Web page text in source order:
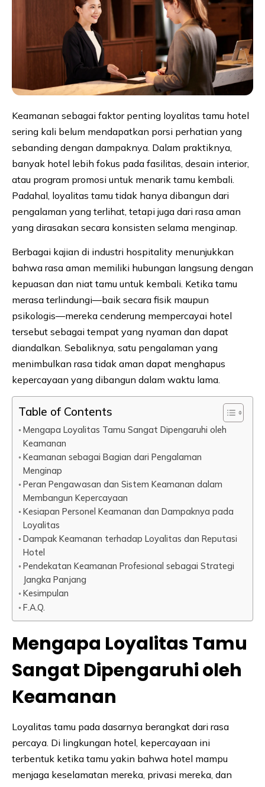
Keamanan sebagai faktor penting loyalitas tamu hotel
sering kali belum mendapatkan porsi perhatian yang
sebanding dengan dampaknya. Dalam praktiknya,
banyak hotel lebih fokus pada fasilitas, desain interior,
atau program promosi untuk menarik tamu kembali.
Padahal, loyalitas tamu tidak hanya dibangun dari
pengalaman yang terlihat, tetapi juga dari rasa aman
yang dirasakan secara konsisten selama menginap.
Berbagai kajian di industri hospitality menunjukkan
bahwa rasa aman memiliki hubungan langsung dengan
kepuasan dan niat tamu untuk kembali. Ketika tamu
merasa terlindungi—baik secara fisik maupun
psikologis—mereka cenderung mempercayai hotel
tersebut sebagai tempat yang nyaman dan dapat
diandalkan. Sebaliknya, satu pengalaman yang
menimbulkan rasa tidak aman dapat menghapus
kepercayaan yang dibangun dalam waktu lama.
Table of Contents
Mengapa Loyalitas Tamu Sangat Dipengaruhi oleh
Keamanan
Keamanan sebagai Bagian dari Pengalaman
Menginap
Peran Pengawasan dan Sistem Keamanan dalam
Membangun Kepercayaan
Kesiapan Personel Keamanan dan Dampaknya pada
Loyalitas
Dampak Keamanan terhadap Loyalitas dan Reputasi
Hotel
Pendekatan Keamanan Profesional sebagai Strategi
Jangka Panjang
Kesimpulan
F.A.Q.
Mengapa Loyalitas Tamu
Sangat Dipengaruhi oleh
Keamanan
Loyalitas tamu pada dasarnya berangkat dari rasa
percaya. Di lingkungan hotel, kepercayaan ini
terbentuk ketika tamu yakin bahwa hotel mampu
menjaga keselamatan mereka, privasi mereka, dan